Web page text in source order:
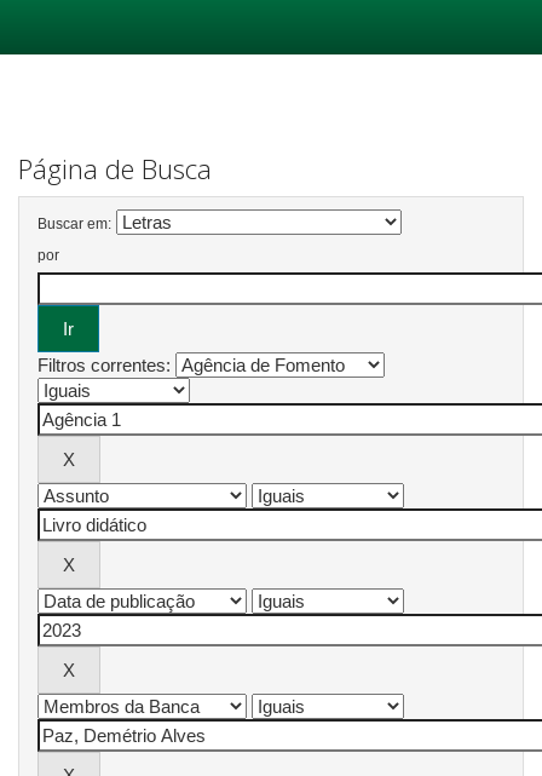
Página de Busca
Buscar em:
por
Filtros correntes: